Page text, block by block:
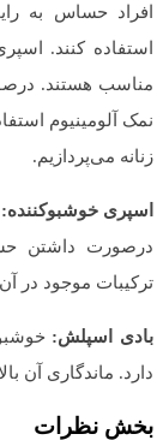
افراد حساس به
مناسب هستند.
نمک آلومینیوم
زنانه می‌پردازیم.
اسپری خوشبوکننده:
درصورت داشتن
ترکیبات موجود در
بادی اسپلش:
دارد. ماندگاری آن
بخش نظرات